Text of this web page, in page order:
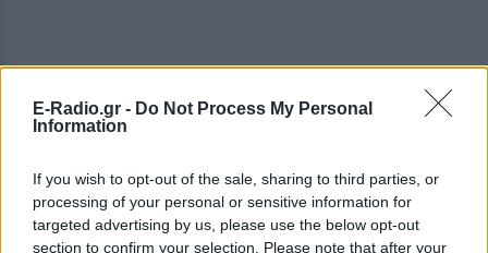
E-Radio.gr - Do Not Process My Personal
Information
If you wish to opt-out of the sale, sharing to third parties, or
processing of your personal or sensitive information for
targeted advertising by us, please use the below opt-out
section to confirm your selection. Please note that after your
ΔΕΙΤΕ ΕΠΙΣΗΣ
ΣΤΗΝ ΙΔΙΑ ΚΑΤΗΓΟΡΙΑ